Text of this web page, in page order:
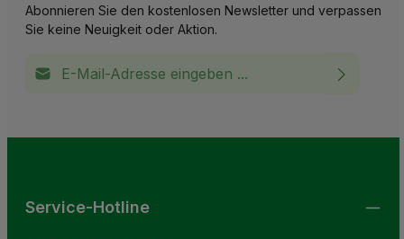
Abonnieren Sie den kostenlosen Newsletter und verpassen
Sie keine Neuigkeit oder Aktion.
Service-Hotline